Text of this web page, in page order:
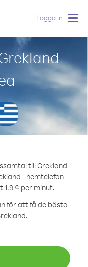
Logga in
till Grekland
- hemtelefon
¢ per minut.
för att få de bästa